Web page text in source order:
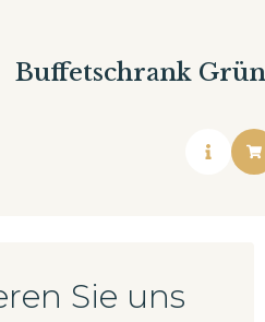
Buffetschrank
Sie uns